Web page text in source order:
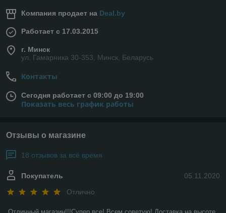
Компания продает на Deal.by
Работает с 17.03.2015
г. Минск
ул. Гамарника 30-353, Минск, Беларусь
Контакты
Сегодня работает с 09:00 до 19:00
Показать весь график работы
Отзывы о магазине
18 отзывов за всё время
05.11.2020
Покупатель
Отлично